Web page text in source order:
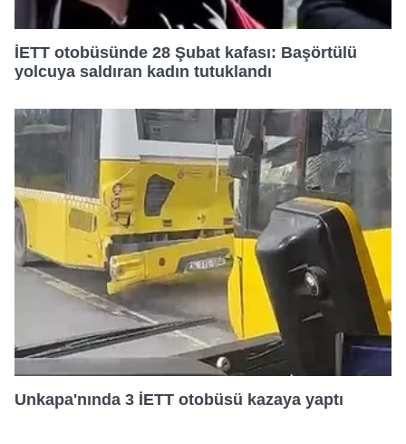
İETT otobüsünde 28 Şubat kafası: Başörtülü
yolcuya saldıran kadın tutuklandı
Unkapa'nında 3 İETT otobüsü kazaya yaptı